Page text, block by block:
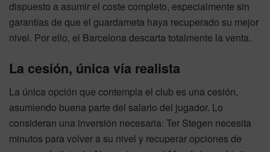
dispuesto a asumir el coste completo, especialmente sin
garantías de que el guardameta haya recuperado su mejor
nivel. Por ello, el Barcelona descarta totalmente la venta.
La cesión, única vía realista
La única opción que contempla el club es una cesión,
asumiendo buena parte del salario del jugador. Lo
consideran una inversión necesaria: Ter Stegen necesita
minutos para volver a su nivel y recuperar opciones de